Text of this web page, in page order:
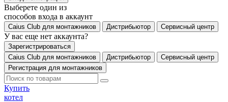
Выберете один из
способов входа в аккаунт
Caius Club для монтажников Дистрибьютор Сервисный центр
У вас еще нет аккаунта?
Зарегистрироваться
Caius Club для монтажников
Дистрибьютор
Сервисный центр
Регистрация для монтажников
Купить
котел